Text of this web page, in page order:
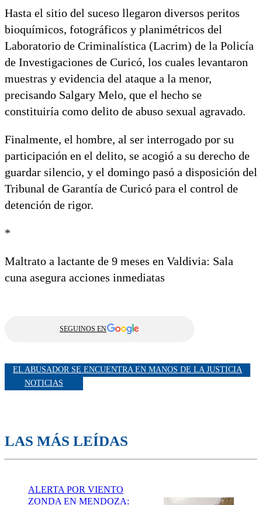
Hasta el sitio del suceso llegaron diversos peritos
bioquímicos, fotográficos y planimétricos del
Laboratorio de Criminalística (Lacrim) de la Policía
de Investigaciones de Curicó, los cuales levantaron
muestras y evidencia del ataque a la menor,
precisando Salgary Melo, que el hecho se
constituiría como delito de abuso sexual agravado.
Finalmente, el hombre, al ser interrogado por su
participación en el delito, se acogió a su derecho de
guardar silencio, y el domingo pasó a disposición del
Tribunal de Garantía de Curicó para el control de
detención de rigor.
*
Maltrato a lactante de 9 meses en Valdivia: Sala
cuna asegura acciones inmediatas
SEGUINOS EN
EL ABUSADOR SE ENCUENTRA EN MANOS DE LA JUSTICIA
NOTICIAS
LAS MÁS LEÍDAS
ALERTA POR VIENTO
ZONDA EN MENDOZA: